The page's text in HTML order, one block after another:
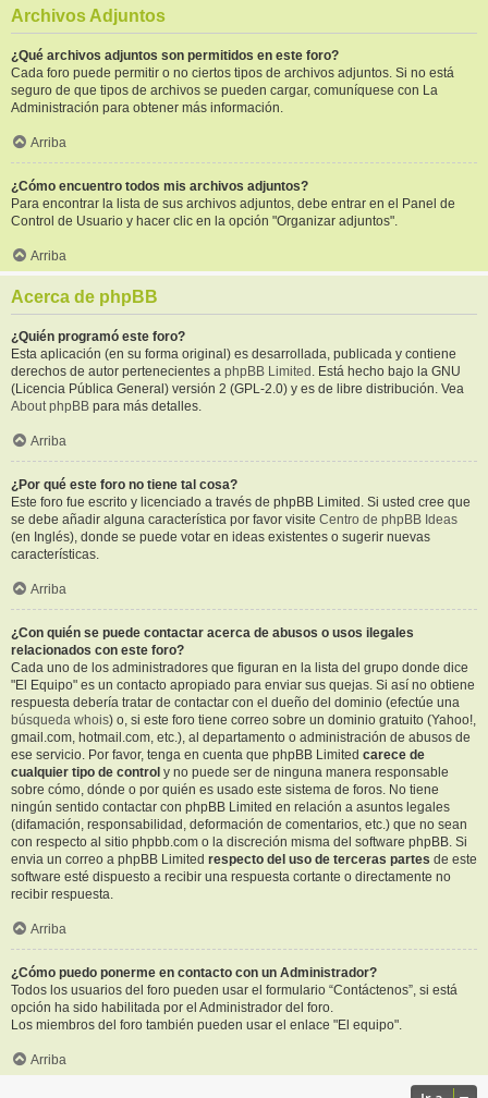
Archivos Adjuntos
¿Qué archivos adjuntos son permitidos en este foro?
Cada foro puede permitir o no ciertos tipos de archivos adjuntos. Si no está
seguro de que tipos de archivos se pueden cargar, comuníquese con La
Administración para obtener más información.
Arriba
¿Cómo encuentro todos mis archivos adjuntos?
Para encontrar la lista de sus archivos adjuntos, debe entrar en el Panel de
Control de Usuario y hacer clic en la opción "Organizar adjuntos".
Arriba
Acerca de phpBB
¿Quién programó este foro?
Esta aplicación (en su forma original) es desarrollada, publicada y contiene
derechos de autor pertenecientes a phpBB Limited . Está hecho bajo la GNU
(Licencia Pública General) versión 2 (GPL-2.0) y es de libre distribución. Vea
About phpBB para más detalles.
Arriba
¿Por qué este foro no tiene tal cosa?
Este foro fue escrito y licenciado a través de phpBB Limited. Si usted cree que
se debe añadir alguna característica por favor visite Centro de phpBB Ideas
(en Inglés), donde se puede votar en ideas existentes o sugerir nuevas
características.
Arriba
¿Con quién se puede contactar acerca de abusos o usos ilegales
relacionados con este foro?
Cada uno de los administradores que figuran en la lista del grupo donde dice
"El Equipo" es un contacto apropiado para enviar sus quejas. Si así no obtiene
respuesta debería tratar de contactar con el dueño del dominio (efectúe una
búsqueda whois) o, si este foro tiene correo sobre un dominio gratuito (Yahoo!,
gmail.com, hotmail.com, etc.), al departamento o administración de abusos de
ese servicio. Por favor, tenga en cuenta que phpBB Limited carece de
cualquier tipo de control y no puede ser de ninguna manera responsable
sobre cómo, dónde o por quién es usado este sistema de foros. No tiene
ningún sentido contactar con phpBB Limited en relación a asuntos legales
(difamación, responsabilidad, deformación de comentarios, etc.) que no sean
con respecto al sitio phpbb.com o la discreción misma del software phpBB. Si
envia un correo a phpBB Limited respecto del uso de terceras partes de este
software esté dispuesto a recibir una respuesta cortante o directamente no
recibir respuesta.
Arriba
¿Cómo puedo ponerme en contacto con un Administrador?
Todos los usuarios del foro pueden usar el formulario “Contáctenos”, si está
opción ha sido habilitada por el Administrador del foro.
Los miembros del foro también pueden usar el enlace "El equipo".
Arriba